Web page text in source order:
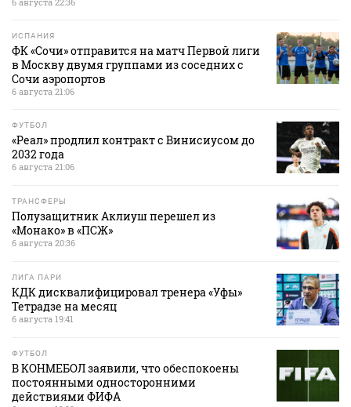
ИСПАНИЯ
ФК «Сочи» отправится на матч Первой лиги
в Москву двумя группами из соседних с
Сочи аэропортов
6 августа 21:06
ФУТБОЛ
«Реал» продлил контракт с Винисиусом до
2032 года
6 августа 21:06
ТРАНСФЕРЫ
Полузащитник Аклиуш перешел из
«Монако» в «ПСЖ»
6 августа 20:36
ЛИГА ПАРИ
КДК дисквалифицировал тренера «Уфы»
Тетрадзе на месяц
6 августа 19:41
ФУТБОЛ
В КОНМЕБОЛ заявили, что обеспокоены
постоянными односторонними
действиями ФИФА